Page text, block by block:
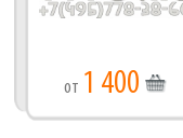
от 1 400